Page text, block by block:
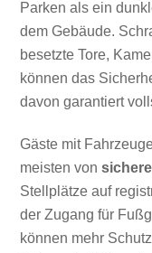
Parken als ein
dem Gebäude.
besetzte Tore,
können das
davon garantiert
Gäste mit
meisten von
Stellplätze auf
der Zugang für
können mehr